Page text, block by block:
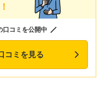
コミを公開中
コミを見る